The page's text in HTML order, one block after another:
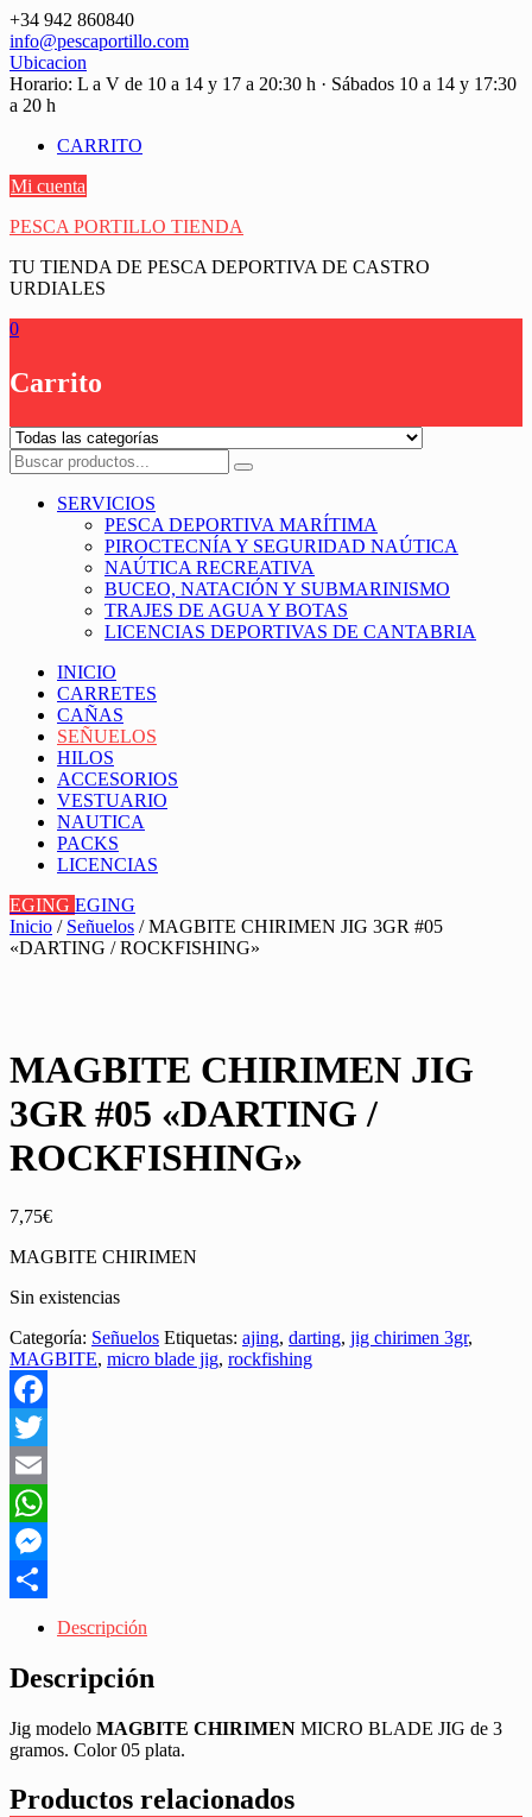
Saltar
contenido
+34 942 860840
info@pescaportillo.com
Ubicacion
Horario: L a V de 10 a 14 y 17 a 20:30 h · Sábados 10 a 14 y 17:30
a 20 h
CARRITO
Mi cuenta
PESCA PORTILLO TIENDA
TU TIENDA DE PESCA DEPORTIVA DE CASTRO
URDIALES
0
Carrito
SERVICIOS
PESCA DEPORTIVA MARÍTIMA
PIROCTECNÍA Y SEGURIDAD NAÚTICA
NAÚTICA RECREATIVA
BUCEO, NATACIÓN Y SUBMARINISMO
TRAJES DE AGUA Y BOTAS
LICENCIAS DEPORTIVAS DE CANTABRIA
INICIO
CARRETES
CAÑAS
SEÑUELOS
HILOS
ACCESORIOS
VESTUARIO
NAUTICA
PACKS
LICENCIAS
EGING EGING
Inicio / Señuelos / MAGBITE CHIRIMEN JIG 3GR #05
«DARTING / ROCKFISHING»
MAGBITE CHIRIMEN JIG
3GR #05 «DARTING /
ROCKFISHING»
7,75€
MAGBITE CHIRIMEN
Sin existencias
Categoría: Señuelos Etiquetas: ajing, darting, jig chirimen 3gr,
MAGBITE, micro blade jig, rockfishing
Facebook
Twitter
Email
WhatsApp
Messenger
Descripción
Descripción
Jig modelo MAGBITE CHIRIMEN MICRO BLADE JIG de 3
gramos. Color 05 plata.
Productos relacionados